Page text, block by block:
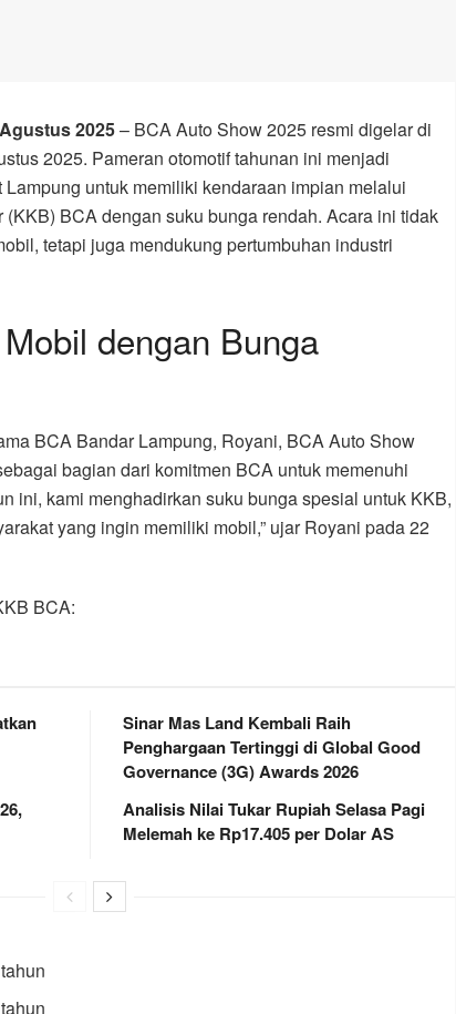
2025– BCA Auto Show 2025 resmi digelar di
2025. Pameran otomotif tahunan ini menjadi
untuk memiliki kendaraan impian melalui
BCA dengan suku bunga rendah. Acara ini tidak
tetapi juga mendukung pertumbuhan industri
dengan Bunga
BCA Bandar Lampung, Royani, BCA Auto Show
bagian dari komitmen BCA untuk memenuhi
ini, kami menghadirkan suku bunga spesial untuk KKB,
yang ingin memiliki mobil,” ujar Royani pada 22
BCA:
Sinar Mas Land Kembali Raih
Penghargaan Tertinggi di Global Good
Governance (3G) Awards 2026
Analisis Nilai Tukar Rupiah Selasa Pagi
Melemah ke Rp17.405 per Dolar AS